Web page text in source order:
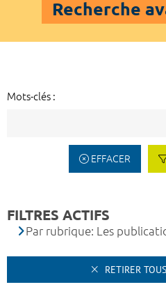
Recherche
Mots-clés :
EFFACER
FILTRES ACTIFS
Par rubrique: Les
RETIRER